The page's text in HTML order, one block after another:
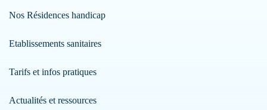
Nos Résidences handicap
Etablissements sanitaires
Tarifs et infos pratiques
Actualités et ressources